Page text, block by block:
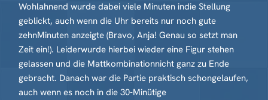
Wohlahnend wurde dabei viele Minuten indie Stellung
geblickt, auch wenn die Uhr bereits nur noch gute
zehnMinuten anzeigte (Bravo, Anja! Genau so setzt man
Zeit ein!). Leiderwurde hierbei wieder eine Figur stehen
gelassen und die Mattkombinationnicht ganz zu Ende
gebracht. Danach war die Partie praktisch schongelaufen,
auch wenn es noch in die 30-Minütige